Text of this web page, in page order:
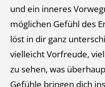
und ein inneres
möglichen Gefühl des
löst in dir ganz
vielleicht Vorfreude,
zu sehen, was
Gefühle bringen dich